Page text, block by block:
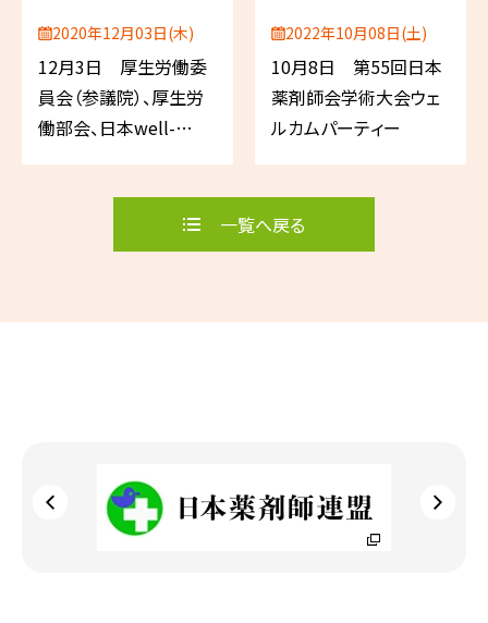
2020年12月03日(木)
12月3日 厚生労働委
員会（参議院）、厚生労
働部会、日本well-
being計画推進特命員
2022年10月08日(土)
10月8日 第55回日本
薬剤師会学術大会ウェ
ルカムパーティー
一覧へ戻る